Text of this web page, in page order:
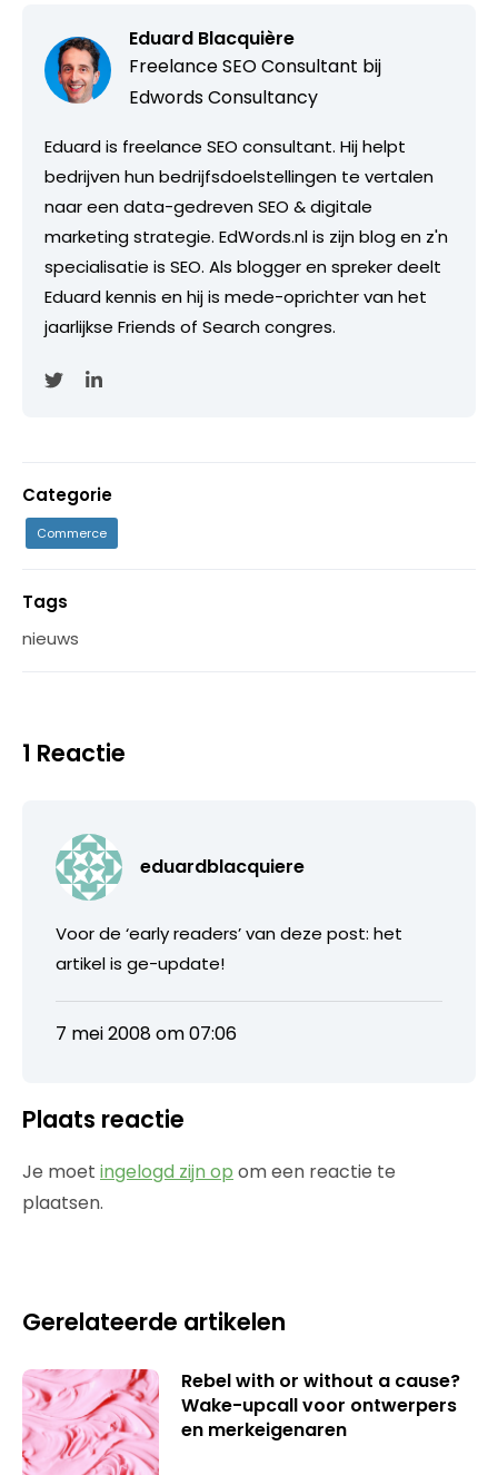
Eduard Blacquière
Freelance SEO Consultant bij
Edwords Consultancy
Eduard is freelance SEO consultant. Hij helpt
bedrijven hun bedrijfsdoelstellingen te vertalen
naar een data-gedreven SEO & digitale
marketing strategie. EdWords.nl is zijn blog en z'n
specialisatie is SEO. Als blogger en spreker deelt
Eduard kennis en hij is mede-oprichter van het
jaarlijkse Friends of Search congres.
Categorie
Commerce
Tags
nieuws
1 Reactie
eduardblacquiere
Voor de ‘early readers’ van deze post: het
artikel is ge-update!
7 mei 2008 om 07:06
Plaats reactie
Je moet ingelogd zijn op om een reactie te
plaatsen.
Gerelateerde artikelen
Rebel with or without a cause?
Wake-upcall voor ontwerpers
en merkeigenaren